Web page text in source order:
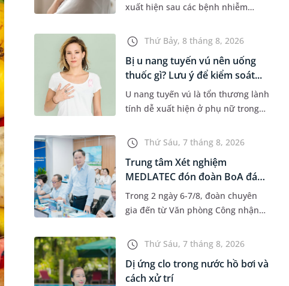
xuất hiện sau các bệnh nhiễm
đến lao hạch hoặc ung thư. Để tìm
hiểu nguyên nhân gây viêm,...
Thứ Bảy, 8 tháng 8, 2026
Bị u nang tuyến vú nên uống
thuốc gì? Lưu ý để kiểm soát...
U nang tuyến vú là tổn thương lành
tính dễ xuất hiện ở phụ nữ trong
mắc bệnh, nhiều người thường
băn khoăn u nang tuyến v...
Thứ Sáu, 7 tháng 8, 2026
Trung tâm Xét nghiệm
MEDLATEC đón đoàn BoA đánh
giá giám...
Trong 2 ngày 6-7/8, đoàn chuyên
gia đến từ Văn phòng Công nhận
nhận và đánh giá cao nỗ lực duy trì
hệ thống quản lý chất lượ...
Thứ Sáu, 7 tháng 8, 2026
Dị ứng clo trong nước hồ bơi và
cách xử trí